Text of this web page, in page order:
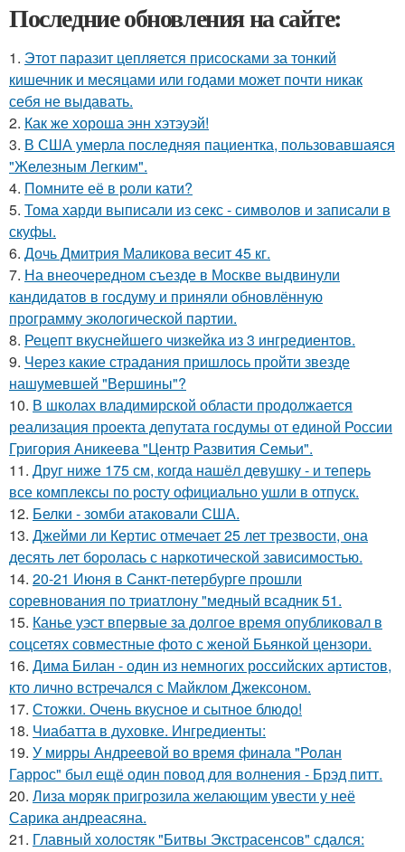
Последние обновления на сайте:
1. Этот паразит цепляется присосками за тонкий
кишечник и месяцами или годами может почти никак
себя не выдавать.
2. Как же хороша энн хэтэуэй!
3. В США умерла последняя пациентка, пользовавшаяся
"Железным Легким".
4. Помните её в роли кати?
5. Тома харди выписали из секс - символов и записали в
скуфы.
6. Дочь Дмитрия Маликова весит 45 кг.
7. На внеочередном съезде в Москве выдвинули
кандидатов в госдуму и приняли обновлённую
программу экологической партии.
8. Рецепт вкуснейшего чизкейка из 3 ингредиентов.
9. Через какие страдания пришлось пройти звезде
нашумевшей "Вершины"?
10. В школах владимирской области продолжается
реализация проекта депутата госдумы от единой России
Григория Аникеева "Центр Развития Семьи".
11. Друг ниже 175 см, когда нашёл девушку - и теперь
все комплексы по росту официально ушли в отпуск.
12. Белки - зомби атаковали США.
13. Джейми ли Кертис отмечает 25 лет трезвости, она
десять лет боролась с наркотической зависимостью.
14. 20-21 Июня в Санкт-петербурге прошли
соревнования по триатлону "медный всадник 51.
15. Канье уэст впервые за долгое время опубликовал в
соцсетях совместные фото с женой Бьянкой цензори.
16. Дима Билан - один из немногих российских артистов,
кто лично встречался с Майклом Джексоном.
17. Стожки. Очень вкусное и сытное блюдо!
18. Чиабатта в духовке. Ингредиенты:
19. У мирры Андреевой во время финала "Ролан
Гаррос" был ещё один повод для волнения - Брэд питт.
20. Лиза моряк пригрозила желающим увести у неё
Сарика андреасяна.
21. Главный холостяк "Битвы Экстрасенсов" сдался: